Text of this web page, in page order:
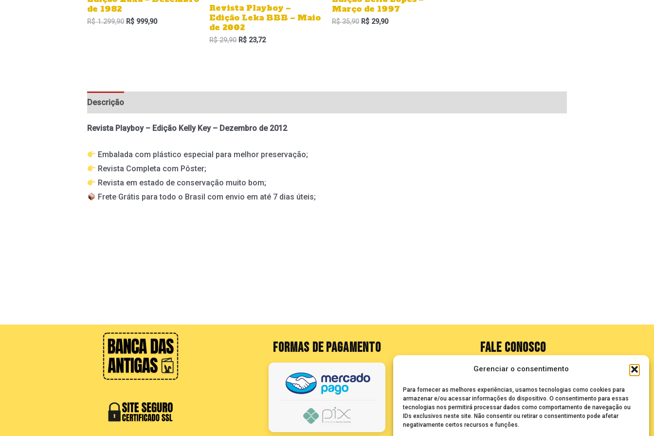
Gerenciar o consentimento
Para fornecer as melhores experiências, usamos tecnologias como cookies para
armazenar e/ou acessar informações do dispositivo. O consentimento para essas
tecnologias nos permitirá processar dados como comportamento de navegação ou
IDs exclusivos neste site. Não consentir ou retirar o consentimento pode afetar
negativamente certos recursos e funções.
de 1982
R$1.299,90 R$999,90
Revista Playboy –
Edição Leka BBB – Maio
de 2002
R$29,90 R$ 23,72
Março de 1997
R$35,90 R$ 29,90
Descrição
Revista Playboy – Edição Kelly Key – Dezembro de 2012
Embalada com plástico especial para melhor preservação;
Revista Completa com Pôster;
Revista em estado de conservação muito bom;
Frete Grátis para todo o Brasil com envio em até 7 dias úteis;
FORMAS DE PAGAMENTO FALE CONOSCO
seuze@bancadasantigas.com